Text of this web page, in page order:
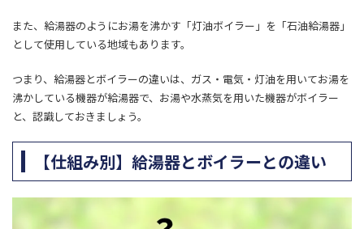
また、給湯器のようにお湯を沸かす「灯油ボイラー」を「石油給湯器」
として使用している地域もあります。
つまり、給湯器とボイラーの違いは、ガス・電気・灯油を用いてお湯を
沸かしている機器が給湯器で、お湯や水蒸気を用いた機器がボイラー
と、認識しておきましょう。
【仕組み別】給湯器とボイラーとの違い